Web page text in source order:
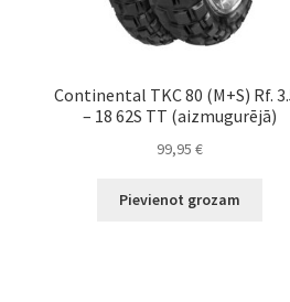
Continental TKC 80 (M+S) Rf.
– 18 62S TT (aizmugurējā)
99,95€
Pievienot grozam